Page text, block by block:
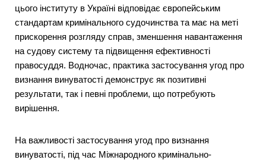
цього інституту в Україні відповідає європейським
стандартам кримінального судочинства та має на меті
прискорення розгляду справ, зменшення навантаження
на судову систему та підвищення ефективності
правосуддя. Водночас, практика застосування угод про
визнання винуватості демонструє як позитивні
результати, так і певні проблеми, що потребують
вирішення.
На важливості застосування угод про визнання
винуватості, під час Міжнародного кримінально-